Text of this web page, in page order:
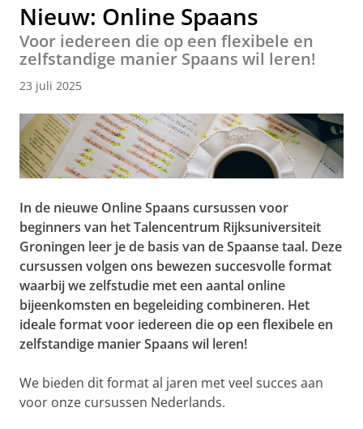
Nieuw: Online Spaans
Voor iedereen die op een flexibele en
zelfstandige manier Spaans wil leren!
23 juli 2025
In de nieuwe Online Spaans cursussen voor
beginners van het Talencentrum Rijksuniversiteit
Groningen leer je de basis van de Spaanse taal. Deze
cursussen volgen ons bewezen succesvolle format
waarbij we zelfstudie met een aantal online
bijeenkomsten en begeleiding combineren. Het
ideale format voor iedereen die op een flexibele en
zelfstandige manier Spaans wil leren!
We bieden dit format al jaren met veel succes aan
voor onze cursussen Nederlands.